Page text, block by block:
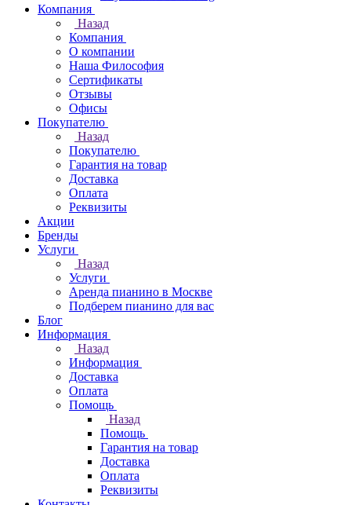
Компания
Назад
Компания
О компании
Наша Философия
Сертификаты
Отзывы
Офисы
Покупателю
Назад
Покупателю
Гарантия на товар
Доставка
Оплата
Реквизиты
Акции
Бренды
Услуги
Назад
Услуги
Аренда пианино в Москве
Подберем пианино для вас
Блог
Информация
Назад
Информация
Доставка
Оплата
Помощь
Назад
Помощь
Гарантия на товар
Доставка
Оплата
Реквизиты